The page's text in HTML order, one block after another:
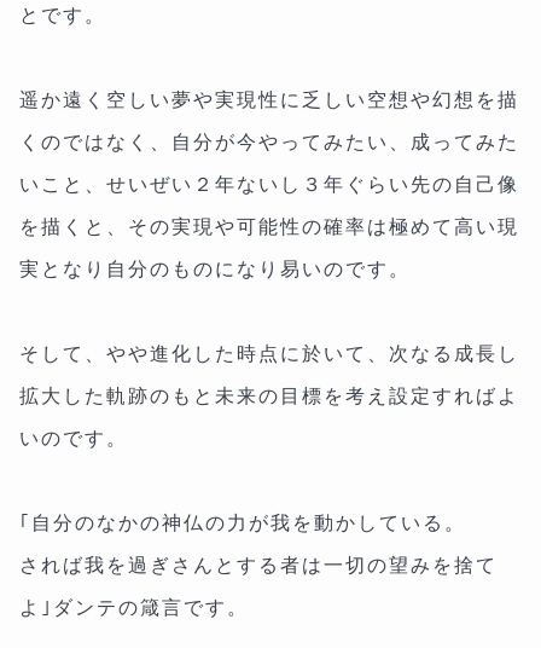
とです。
遥か遠く空しい夢や実現性に乏しい空想や幻想を描
くのではなく、自分が今やってみたい、成ってみた
いこと、せいぜい２年ないし３年ぐらい先の自己像
を描くと、その実現や可能性の確率は極めて高い現
実となり自分のものになり易いのです。
そして、やや進化した時点に於いて、次なる成長し
拡大した軌跡のもと未来の目標を考え設定すればよ
いのです。
｢自分のなかの神仏の力が我を動かしている。
されば我を過ぎさんとする者は一切の望みを捨て
よ｣ダンテの箴言です。